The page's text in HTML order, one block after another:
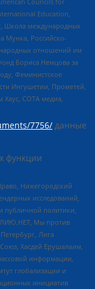
Education,
Школа международных
Мунка, Российско-
отношений им
Бориса Немцова за
Феминистское
Ингушетии, Прометей,
Хаус, СОТА медиа,
7756/ данные
функции
Нижегородский
исследований,
публичной политики,
Мы против
Лига
Хасдей Ерушалаим,
информации,
глобализации и
инициатив